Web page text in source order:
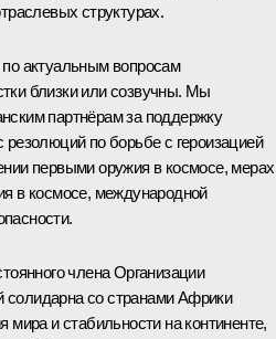
структурах.
актуальным вопросам
близки или созвучны. Мы
партнёрам за поддержку
резолюций по борьбе с героизацией
первыми оружия в космосе, мерах
в космосе, международной
члена Организации
со странами Африки
мира и стабильности на континенте,